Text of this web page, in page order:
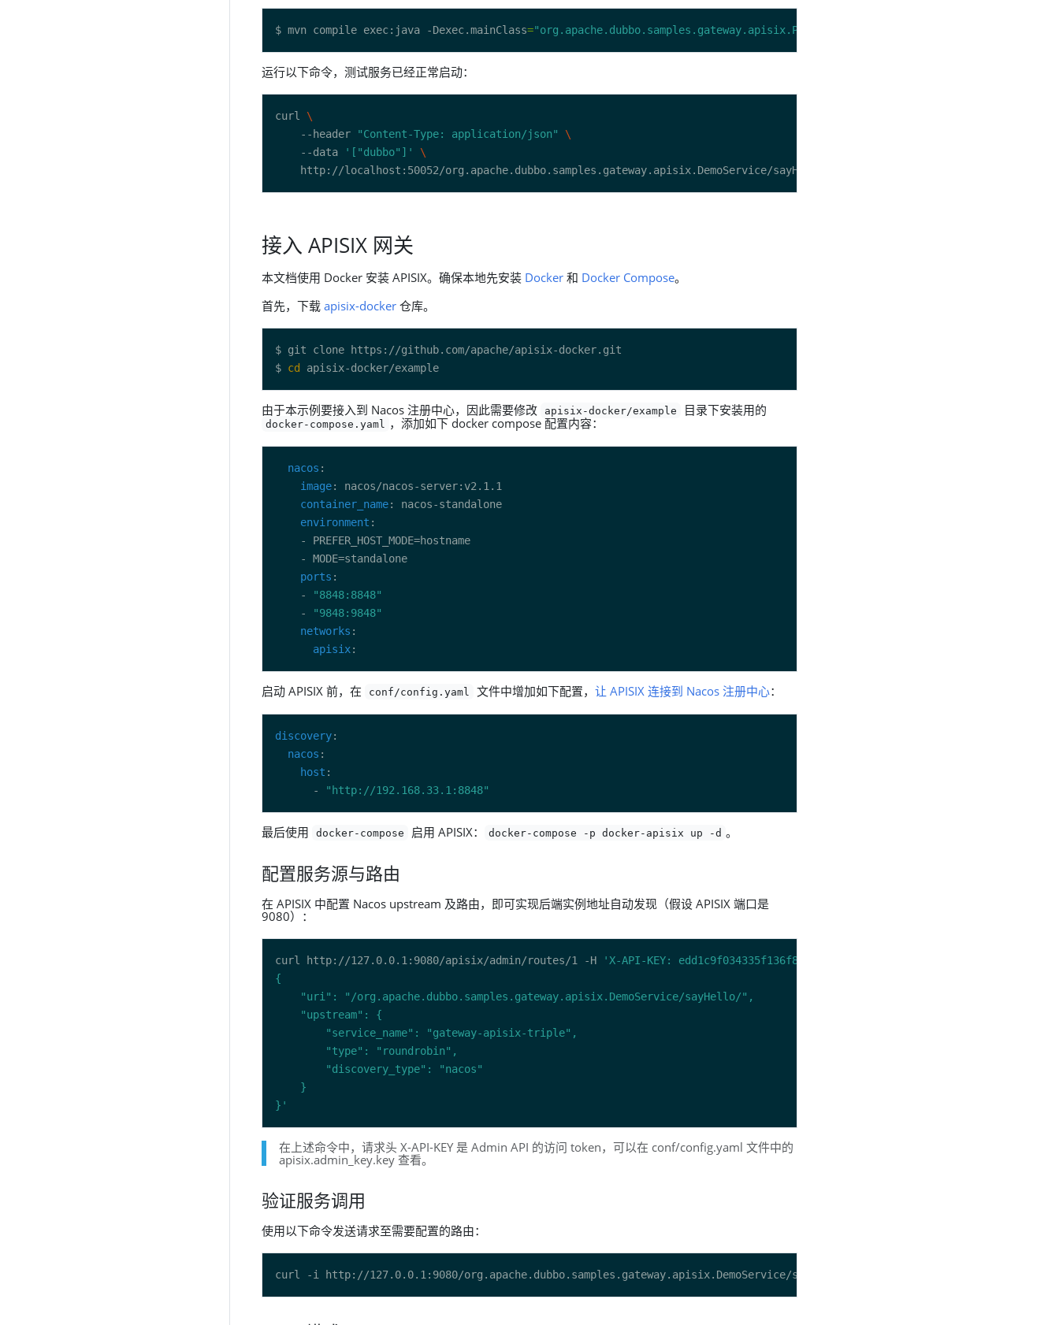
$ mvn compile exec:java -Dexec.mainClass="org.apache.dubbo.samples.gateway.apisix.ProviderApplication"
运行以下命令，测试服务已经正常启动：
curl
    --header
"Content-Type: application/json"
    --data
'["dubbo"]'
接入 APISIX 网关
本文档使用 Docker 安装 APISIX。确保本地先安装 Docker 和 Docker Compose。
首先，下载 apisix-docker 仓库。
$ cd
由于本示例要接入到 Nacos 注册中心，因此需要修改 apisix-docker/example 目录下安装用的
docker-compose.yaml ，添加如下 docker compose 配置内容：
nacos
image
container_name
environment
ports
    -
"8848:8848"
    -
"9848:9848"
networks
apisix
启动 APISIX 前，在 conf/config.yaml 文件中增加如下配置，让 APISIX 连接到 Nacos 注册中心：
discovery
nacos
host
      -
"http://192.168.33.1:8848"
最后使用 docker-compose 启用 APISIX： docker-compose -p docker-apisix up -d 。
配置服务源与路由
在 APISIX 中配置 Nacos upstream 及路由，即可实现后端实例地址自动发现（假设 APISIX 端口是
9080）：
curl http://127.0.0.1:9080/apisix/admin/routes/1 -H 'X-API-KEY: edd1c9f034335f136f87ad84b625c8f1'
}'
在上述命令中，请求头 X-API-KEY 是 Admin API 的访问 token，可以在 conf/config.yaml 文件中的
apisix.admin_key.key 查看。
验证服务调用
使用以下命令发送请求至需要配置的路由：